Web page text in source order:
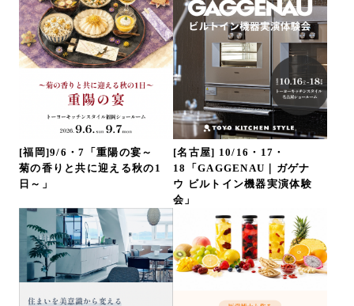
[福岡]9/6・7「重陽の宴～
菊の香りと共に迎える秋の1
日～」
[名古屋] 10/16・17・
18「GAGGENAU｜ガゲナ
ウ ビルトイン機器実演体験
会」